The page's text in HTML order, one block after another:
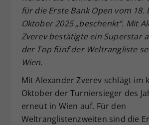
für die Erste Bank Open vom 18.
Oktober 2025 „beschenkt“. Mit
Zverev bestätigte ein Superstar
der Top fünf der Weltrangliste
Wien.
Mit Alexander Zverev schlägt im
Oktober der Turniersieger des
erneut in Wien auf. Für den
Weltranglistenzweiten sind die
Zweck
Dieser Wert speichert
Einstellungen. Unter
zufällig generierte ID,
historische
vorgenommen
hat.